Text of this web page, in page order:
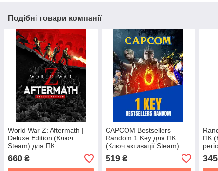
Подібні товари компанії
World War Z: Aftermath |
Deluxe Edition (Ключ
Steam) для ПК
660 ₴
CAPCOM Bestsellers
Random 1 Key для ПК
(Ключ активації Steam)
регіон Весь світ
519₴
ПК
345